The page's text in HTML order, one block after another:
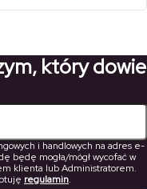
79,00 zł
cen:
78,40 zł
który dowie
i handlowych na adres e-
będę mogła/mógł wycofać w
klienta lub Administratorem.
regulamin.